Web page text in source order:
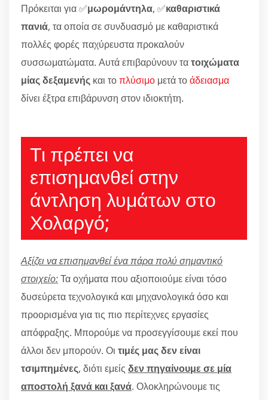
Πρόκειται για ✅μωρομάντηλα, ✅καθαριστικά
πανιά, τα οποία σε συνδυασμό με καθαριστικά
πολλές φορές παχύρευστα προκαλούν
συσσωματώματα. Αυτά επιβαρύνουν τατοιχώματα
μίας δεξαμενής και τοπλύσιμο μετά τοάδειασμα
δίνει έξτρα επιβάρυνση στον ιδιοκτήτη.
Τι πρέπει να
επισημανθεί στην
άντληση λυμάτων στο
Χολαργό;
Αξίζει να επισημανθεί ένα πάρα πολύ σημαντικό
στοιχείο:Τα οχήματα που αξιοποιούμε είναι τόσο
δυσεύρετα τεχνολογικά και μηχανολογικά όσο και
προορισμένα για τις πιο περίτεχνες εργασίες
απόφραξης. Μπορούμε να προσεγγίσουμε εκεί που
άλλοι δεν μπορούν. Οι τιμές μας δεν είναι
τσιμπημένες, διότι εμείς δεν πηγαίνουμε σε μία
αποστολή ξανά και ξανά. Ολοκληρώνουμε τις